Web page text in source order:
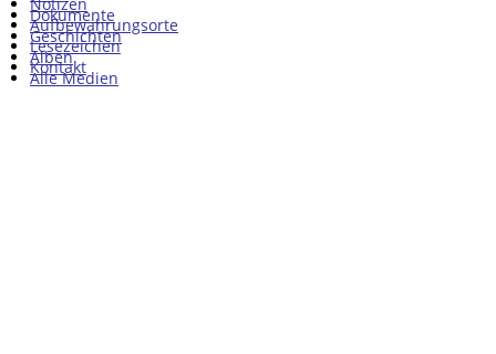
Dokumente
Geschichten
Alben
Alle Medien
Aufbewahrungsorte
Lesezeichen
Kontakt